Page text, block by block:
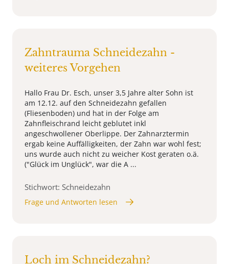
Zahntrauma Schneidezahn -
weiteres Vorgehen
Hallo Frau Dr. Esch, unser 3,5 Jahre alter Sohn ist
am 12.12. auf den Schneidezahn gefallen
(Fliesenboden) und hat in der Folge am
Zahnfleischrand leicht geblutet inkl
angeschwollener Oberlippe. Der Zahnarztermin
ergab keine Auffälligkeiten, der Zahn war wohl fest;
uns wurde auch nicht zu weicher Kost geraten o.ä.
("Glück im Unglück", war die A ...
Stichwort: Schneidezahn
Frage und Antworten lesen
Loch im Schneidezahn?